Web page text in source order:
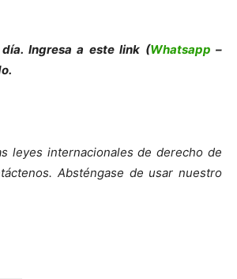
Ingresa a este link (Whatsapp –
leyes internacionales de derecho de
Absténgase de usar nuestro